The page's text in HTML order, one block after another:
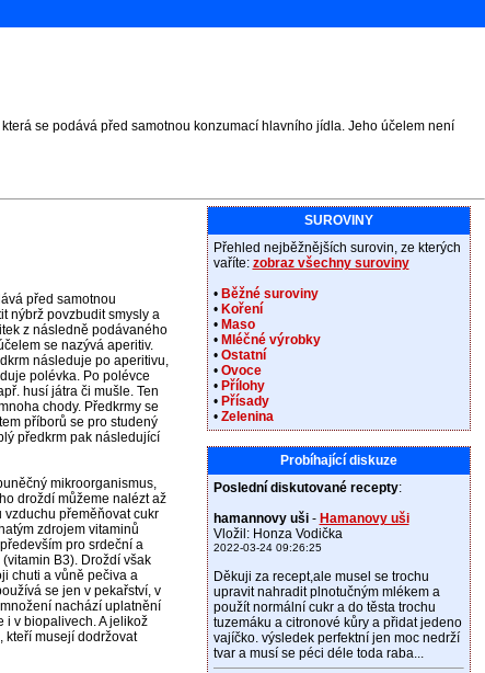
se podává před samotnou konzumací hlavního jídla. Jeho účelem není
před samotnou
nýbrž povzbudit smysly a
z následně podávaného
se nazývá aperitiv.
následuje po aperitivu,
polévka. Po polévce
husí játra či mušle. Ten
chody. Předkrmy se
příborů se pro studený
předkrm pak následující
mikroorganismus,
droždí můžeme nalézt až
přeměňovat cukr
zdrojem vitaminů
pro srdeční a
B3). Droždí však
chuti a vůně pečiva a
se jen v pekařství, v
nachází uplatnění
i v biopalivech. A jelikož
kteří musejí dodržovat
SUROVINY
Přehled nejběžnějších surovin, ze kterých
vaříte: zobraz všechny suroviny
• Běžné suroviny
• Koření
• Maso
• Mléčné výrobky
• Ostatní
• Ovoce
• Přílohy
• Přísady
• Zelenina
Probíhající diskuze
Poslední diskutované recepty:
hamannovy uši- Hamanovy uši
Vložil: Honza Vodička
2022-03-24 09:26:25
Děkuji za recept,ale musel se trochu
upravit nahradit plnotučným mlékem a
použít normální cukr a do těsta trochu
tuzemáku a citronové kůry a přidat jedeno
vajíčko. výsledek perfektní jen moc nedrží
tvar a musí se péci déle toda raba...